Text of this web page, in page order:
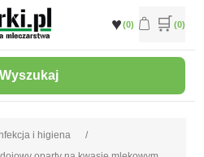
(0) (0)
Wyszukaj
i higiena
/